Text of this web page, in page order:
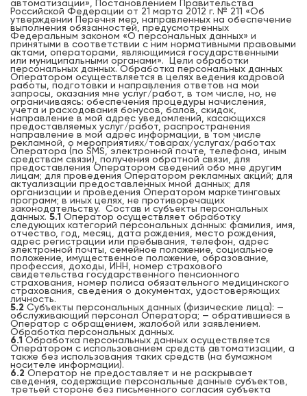
автоматизации», Постановлением Правительства
Российской Федерации от 21 марта 2012 г. № 211 «Об
утверждении Перечня мер, направленных на обеспечение
выполнения обязанностей, предусмотренных
Федеральным законом «О персональных данных» и
принятыми в соответствии с ним нормативными правовыми
актами, операторами, являющимися государственными
или муниципальными органами». Цели обработки
персональных данных. Обработка персональных данных
Оператором осуществляется в целях ведения кадровой
работы, подготовки и направления ответов на мои
запросы, оказания мне услуг/работ, в том числе, но, не
ограничиваясь: обеспечения процедуры начисления,
учета и расходования бонусов, балов, скидок,
направление в мой адрес уведомлений, касающихся
предоставляемых услуг/работ, распространения
направление в мой адрес информации, в том числе
рекламной, о мероприятиях/товарах/услугах/работах
Оператора (по SMS, электронной почте, телефона, иным
средствам связи), получения обратной связи, для
предоставления Оператором сведений обо мне другим
лицам; для проведения Оператором рекламных акций; для
актуализации предоставленных мной данных; для
организации и проведения Оператором маркетинговых
программ; в иных целях, не противоречащих
законодательству. Состав и субъекты персональных
данных. 5.1 Оператор осуществляет обработку
следующих категорий персональных данных: фамилия, имя,
отчество, год, месяц, дата рождения, место рождения,
адрес регистрации или пребывания, телефон, адрес
электронной почты, семейное положение, социальное
положение, имущественное положение, образование,
профессия, доходы, ИНН, номер страхового
свидетельства государственного пенсионного
страхования, номер полиса обязательного медицинского
страхования, сведения о документах, удостоверяющих
личность.
5.2 Субъекты персональных данных (физические лица): —
обслуживающий персонал Оператора; — обратившиеся в
Оператор с обращением, жалобой или заявлением.
Обработка персональных данных.
6.1 Обработка персональных данных осуществляется
Оператором с использованием средств автоматизации, а
также без использования таких средств (на бумажном
носителе информации).
6.2 Оператор не предоставляет и не раскрывает
сведения, содержащие персональные данные субъектов,
третьей стороне без письменного согласия субъекта